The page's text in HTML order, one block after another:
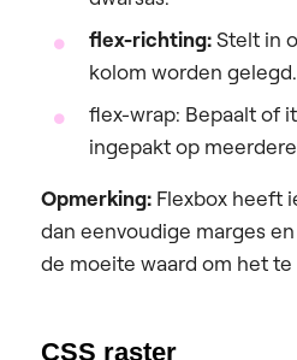
flex-richting:Stelt in
kolom worden gelegd.
flex-wrap: Bepaalt of
ingepakt op
Opmerking: Flexbox heeft
dan eenvoudige marges
de moeite waard om het
CSS raster